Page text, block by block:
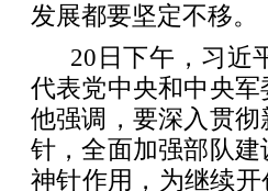
发展都要坚定不移。
20日下午，习近
代表党中央和中央
他强调，要深入贯
针，全面加强部队
神针作用，为继续